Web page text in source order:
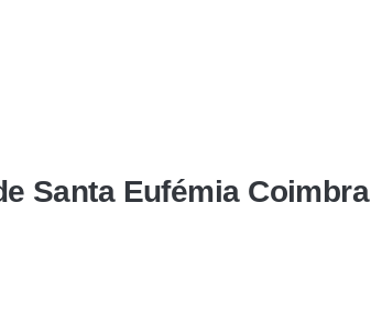
Santa Eufémia Coimbra